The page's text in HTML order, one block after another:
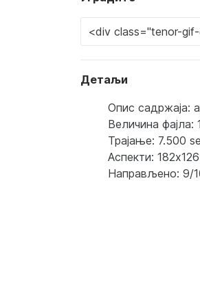
Детаљи
Опис садржаја:
Величина фајла:
Трајање: 7.500
Аспекти: 182x126
Направљено: 9/